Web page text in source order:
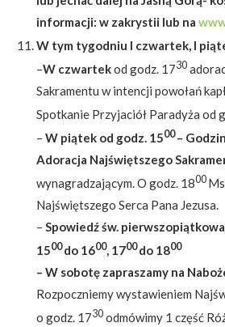
informacji: w zakrystii lub na
W tym tygodniu I czwartek, I
–W czwartekod godz. 1730
Sakramentu w intencji powołań
Spotkanie Przyjaciół Paradyża od
– W piątek od godz. 1500–
Adoracja Najświętszego
wynagradzającym. O godz. 1800
Najświętszego Serca Pana Jezusa.
– Spowiedź św.
1500do 1600, 1700do 1800
– W sobotę zapraszamy na
Rozpoczniemy wystawieniem
o godz. 1730 odmówimy 1 część